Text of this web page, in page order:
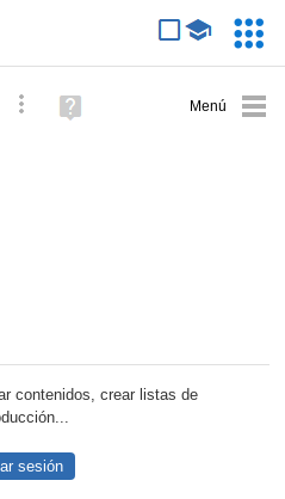
Búsqueda avanzada
Ayuda
(en
contenidos, crear listas de
sesión